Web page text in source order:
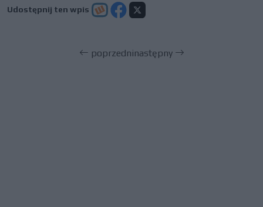
Udostępnij ten wpis
poprzedninastępny